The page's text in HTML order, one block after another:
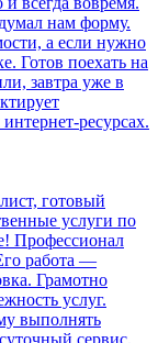
нам форму.
а если нужно
Готов поехать на
завтра уже в
ресурсах.
готовый
услуги по
Профессионал
работа —
Грамотно
услуг.
выполнять
сервис,